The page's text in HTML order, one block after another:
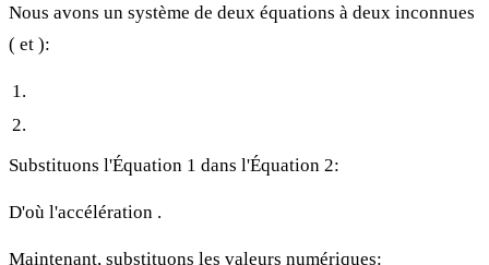
Nous avons un système de deux équations à deux inconnues
( et ):
Substituons l'Équation 1 dans l'Équation 2:
D'où l'accélération .
Maintenant, substituons les valeurs numériques: